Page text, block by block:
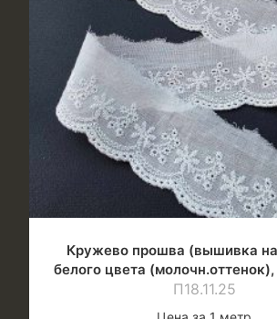
Кружево прошва (вышивка на
белого цвета
см
П18.11.25